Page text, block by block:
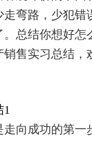
弯路，少犯错
。总结你想好怎
售实习总结，
1
走向成功的第一